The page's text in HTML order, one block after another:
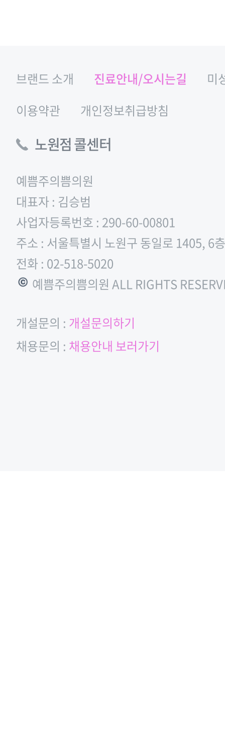
브랜드 소개 진료안내/오시는길
미
이용약관
개인정보취급방침
노원점 콜센터
예쁨주의쁨의원
대표자 : 김승범
사업자등록번호 : 290-60-00801
주소 : 서울특별시 노원구 동일로 1405, 6
전화 : 02-518-5020
© 예쁨주의쁨의원 ALL RIGHTS
개설문의 : 개설문의하기
채용문의 : 채용안내 보러가기